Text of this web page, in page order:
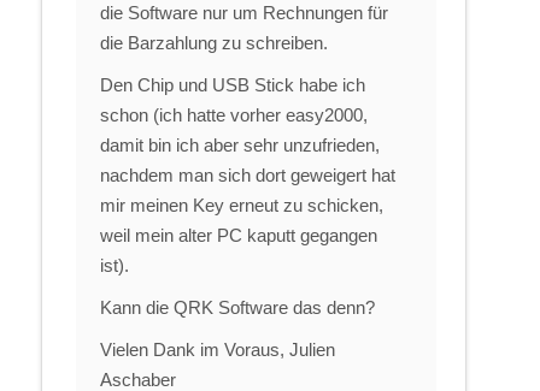
die Software nur um Rechnungen für
die Barzahlung zu schreiben.
Den Chip und USB Stick habe ich
schon (ich hatte vorher easy2000,
damit bin ich aber sehr unzufrieden,
nachdem man sich dort geweigert hat
mir meinen Key erneut zu schicken,
weil mein alter PC kaputt gegangen
ist).
Kann die QRK Software das denn?
Vielen Dank im Voraus, Julien
Aschaber